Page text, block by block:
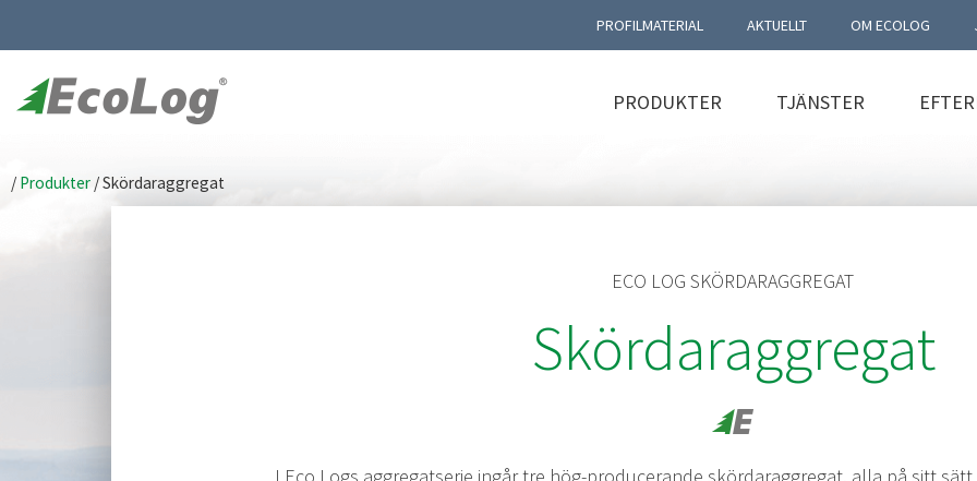
PROFILMATERIAL AKTUELLT OM ECOLOG
PRODUKTER TJÄNSTER
/ Produkter /Skördaraggregat
ECO LOG SKÖRDARAGGREGAT
Skördaraggregat